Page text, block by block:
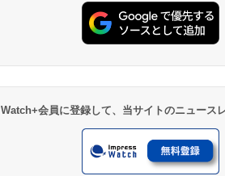
Watch+会員に登録して、当サイトのニュース